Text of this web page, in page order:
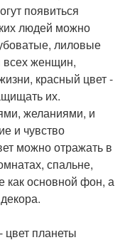
появиться
людей можно
лиловые
всех женщин,
красный цвет -
их.
желаниями, и
и чувство
можно отражать в
спальне,
как основной фон, а
планеты